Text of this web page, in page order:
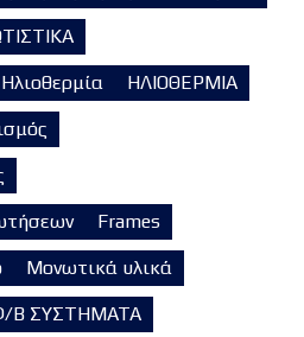
Ηλιοθερμία ΗΛΙΟΘΕΡΜΙΑ
Frames
Μονωτικά υλικά
Β ΣΥΣΤΗΜΑΤΑ